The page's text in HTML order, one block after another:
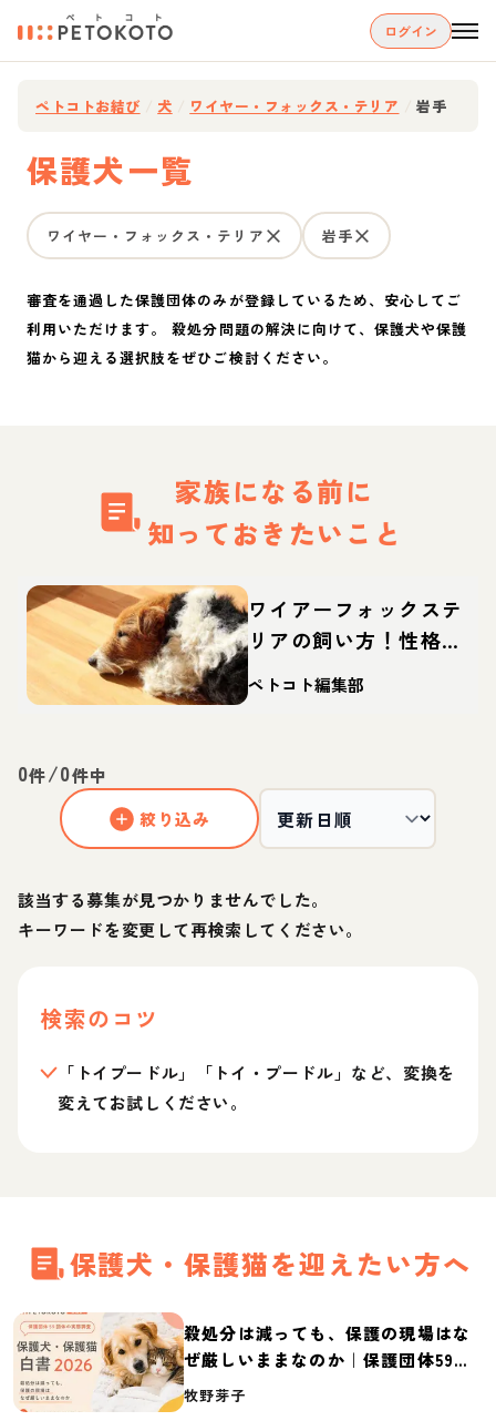
ログイン
ペトコトお結び 犬 ワイヤー・フォックス・テリア 岩手
保護犬一覧
ワイヤー・フォックス・テリア 岩手
審査を通過した保護団体のみが登録しているため、安心してご
利用いただけます。 殺処分問題の解決に向けて、保護犬や保護
猫から迎える選択肢をぜひご検討ください。
家族になる前に
知っておきたいこと
ワイアーフォックステ
リアの飼い方！性格や
寿命、しつけなどを解
ペトコト編集部
0件/0件中
絞り込み
該当する募集が見つかりませんでした。
キーワードを変更して再検索してください。
検索のコツ
「トイプードル」「トイ・プードル」など、変換を
変えてお試しください。
保護犬・保護猫を迎えたい方へ
殺処分は減っても、保護の現場はな
ぜ厳しいままなのか｜保護団体59団
体の実態調査【保護犬・保護猫白書
牧野芽子